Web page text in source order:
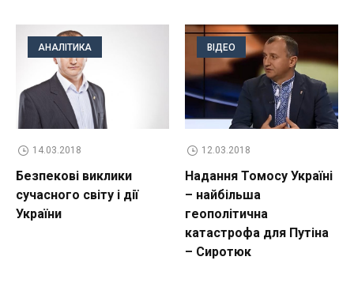
АНАЛІТИКА
14.03.2018
Безпекові виклики
сучасного світу і дії
України
ВІДЕО
12.03.2018
Надання Томосу Україні
– найбільша
геополітична
катастрофа для Путіна
– Сиротюк